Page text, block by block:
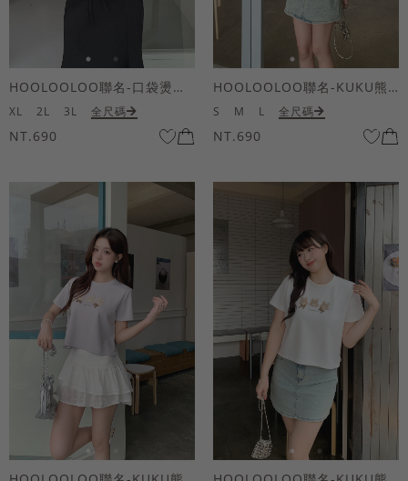
HOOLOOLOO聯名-口袋燙金KUKU熊短袖上衣
XL 2L 3L 全尺碼
NT.690
HOOLOOLOO聯名-KUKU熊蝴蝶結短袖上衣
S M L 全尺碼
NT.690